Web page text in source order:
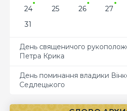
24
25 26 27
31
День священичого
Петра Крика
День поминання владики
Седлецького